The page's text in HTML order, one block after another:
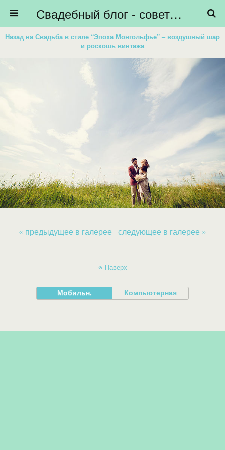
Свадебный блог - советы невестам, подготовка к свадьбе - HiBride
Назад на Свадьба в стиле “Эпоха Монгольфье” – воздушный шар
и роскошь винтажа
« предыдущее в галерее следующее в галерее »
Наверх
Мобильн. Компьютерная